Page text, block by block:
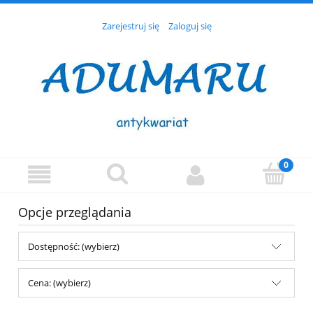
Zarejestruj się Zaloguj się
Opcje przeglądania
Dostępność: (wybierz)
Cena: (wybierz)